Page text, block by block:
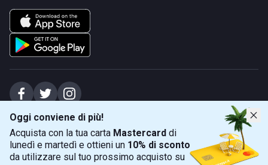
Oggi conviene di più!
Acquista con la tua carta Mastercard di
lunedì e martedì e ottieni un 10% di sconto
da utilizzare sul tuo prossimo acquisto su
Spiagge Srl - Sede legale: Via Marecchiese 48, 47923 Rimini (RN), IT -
capitale sociale Euro 31245,57 - Iscritta al registro delle imprese di Rimini
Sede operativa: Via Flaminia 180, 47924 Rimini (RN), IT
+39 0541 772375
info@spiagge.it - p.i./c.f. 04536640404